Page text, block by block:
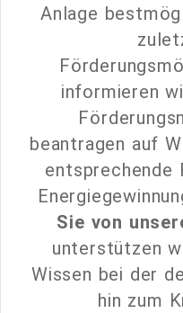
Anlage
informieren
beantragen auf
entsprechende
Sie von
unterstützen
Wissen bei der
hin zum